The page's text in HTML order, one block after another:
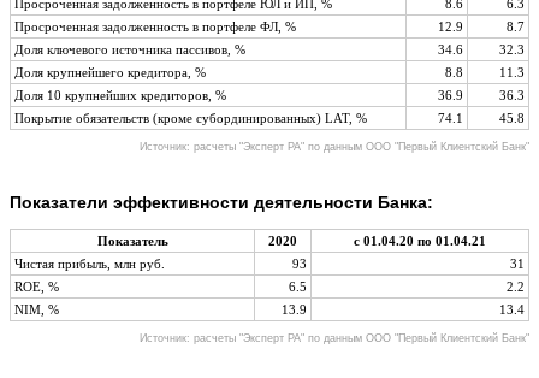
Просроченная задолженность в портфеле ЮЛ и ИП, % 8.6
6.3
Просроченная задолженность в портфеле ФЛ, %
12.9
8.7
Доля ключевого источника пассивов, %
34.6
32.3
Доля крупнейшего кредитора, %
8.8
11.3
Доля 10 крупнейших кредиторов, %
36.9
36.3
Покрытие обязательств (кроме субординированных) LAT, %
74.1 45.8
Источник: расчеты "Эксперт РА" по данным ООО "Первый Клиентский Банк"
Показатели эффективности деятельности Банка:
Показатель 2020
с 01.04.20 по 01.04.21
Чистая прибыль, млн руб.
93
31
ROE, %
6.5
2.2
NIM, %
13.9 13.4
Источник: расчеты "Эксперт РА" по данным ООО "Первый Клиентский Банк"